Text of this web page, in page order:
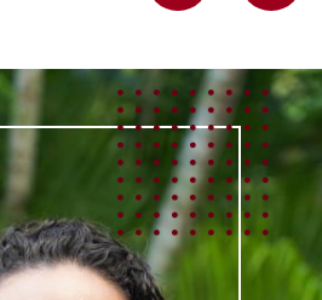
Previous